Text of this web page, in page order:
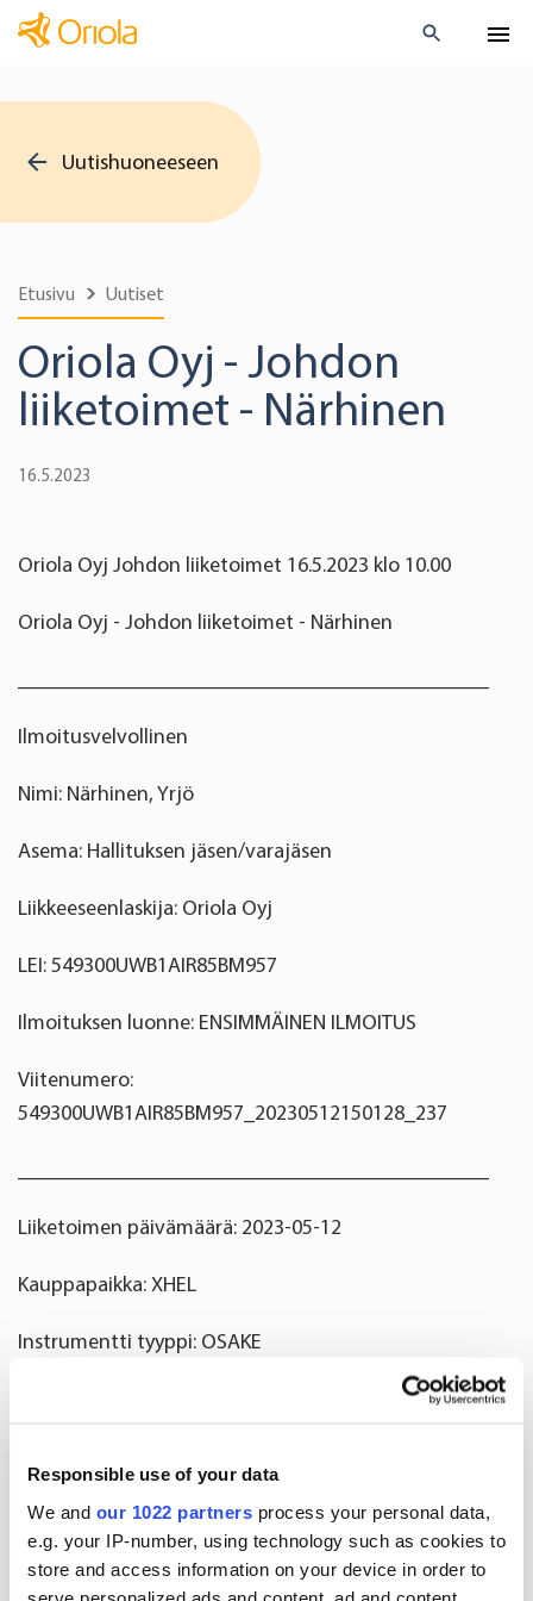
Responsible use of your data
We and our 1022 partners process your personal data,
e.g. your IP-number, using technology such as cookies to
store and access information on your device in order to
serve personalized ads and content, ad and content
Uutishuoneeseen
Etusivu Uutiset
Oriola Oyj - Johdon
liiketoimet - Närhinen
16.5.2023
Oriola Oyj Johdon liiketoimet 16.5.2023 klo 10.00
Oriola Oyj - Johdon liiketoimet - Närhinen
Ilmoitusvelvollinen
Nimi: Närhinen, Yrjö
Asema: Hallituksen jäsen/varajäsen
Liikkeeseenlaskija: Oriola Oyj
LEI: 549300UWB1AIR85BM957
Ilmoituksen luonne: ENSIMMÄINEN ILMOITUS
Viitenumero:
549300UWB1AIR85BM957_20230512150128_237
Liiketoimen päivämäärä: 2023-05-12
Kauppapaikka: XHEL
Instrumentti tyyppi: OSAKE
VASTAANOTTAMINEN
Liiketoimien yksityiskohtaiset tiedot